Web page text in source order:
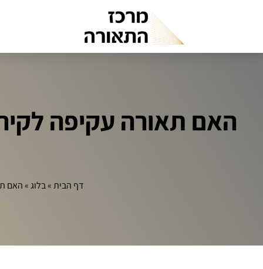
האם תאורה עקיפה
דף הבית»בלוג»האם